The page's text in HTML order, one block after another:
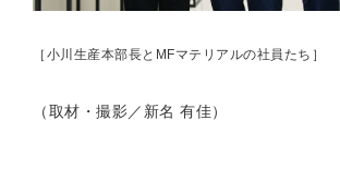
［小川生産本部長と MFマテリアルの社員たち］
（取材・撮影／新名 有佳）